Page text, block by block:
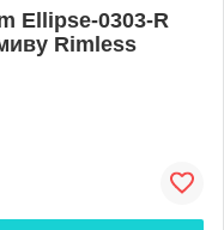
Ellipse-0303-R
Rimless